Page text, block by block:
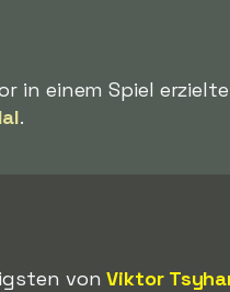
in einem Spiel
.
vonViktor